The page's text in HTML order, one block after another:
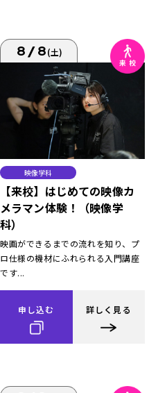
8/8(土)
映像学科
【来校】はじめての映像カ
メラマン体験！（映像学
科）
映画ができるまでの流れを知り、プ
ロ仕様の機材にふれられる入門講座
です...
申し込む 詳しく見る